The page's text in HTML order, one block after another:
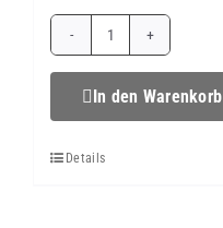
Tomate-
Mozzarella-
In den Warenkorb
Details